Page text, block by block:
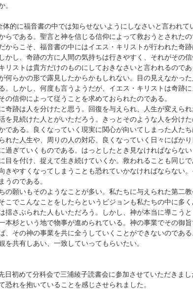
。
体的に福音書の中では知らせないようにしなさいと言われ
らである。聖言と神を信じる信仰によって救おうとされた
からこそ、福音書の中にはイエス・キリストが行われた奇
かし、奇跡の方に人間の気持ちは行きやすく、それがその
リストは貴方だけのものにしておきなさいと言われるので
何らかの形で露見したからかもしれない。目の見えなかっ
。しかし、何度も言うようだが、イエス・キリストは奇跡
の信仰によって従うことを求めておられたのである。
奇跡は人を分けたと思う。回復を与えられ、人生が変えら
を見続けた人とがいただろう。きっとそのような人を分け
である。良くなっていく現実に関心が向いてしまった人た
れた人生や、周りの人の対応、良くなっていく日々にばか
過ぎていくものである。はっとしたとき見なければならな
目を付け、捉えて生き続けていくか。救われることも同じ
きやすくなってしまうことも恐れていかなければならない
うのである。
の願いもそのようなことが多い。私たちに与えられた第二
こでこんなことをしたらというビジョンも私たちの中に多
揺さぶられた人もいただろう。しかし、神が本当に導こう
本杉という地で物事が進められている。神の事業でその御
、その神の事業を共に全うしていくことができないのであ
を共有しあい、一致していってもらいたい。
日初めて分科会で三浦綾子読書会に参加させていただきま
恐れを抱いていることを感じさせられました。